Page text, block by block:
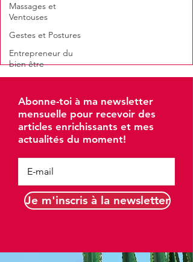
Massages et
Ventouses
Gestes et Postures
Entrepreneur du
bien être
Abonne-toi à ma newsletter
mensuelle pour recevoir des
articles enrichissants et mes
actualités du moment!
Je m'inscris à la newsletter